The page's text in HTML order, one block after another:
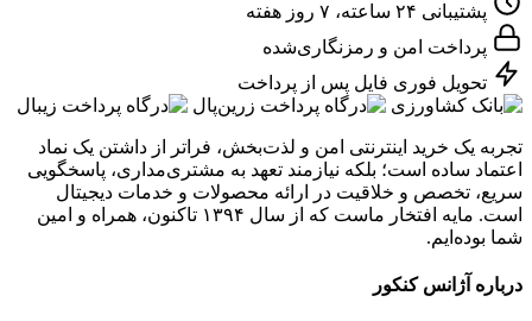
پشتیبانی ۲۴ ساعته، ۷ روز هفته
پرداخت امن و رمزنگاری‌شده
تحویل فوری فایل پس از پرداخت
تجربه یک خرید اینترنتی امن و لذت‌بخش، فراتر از داشتن یک نماد
اعتماد ساده است؛ بلکه نیازمند تعهد به مشتری‌مداری، پاسخگویی
سریع، تخصص و خلاقیت در ارائه محصولات و خدمات دیجیتال
است. مایه افتخار ماست که از سال ۱۳۹۴ تاکنون، همراه و امین
شما بوده‌ایم.
درباره آژانس کنکور